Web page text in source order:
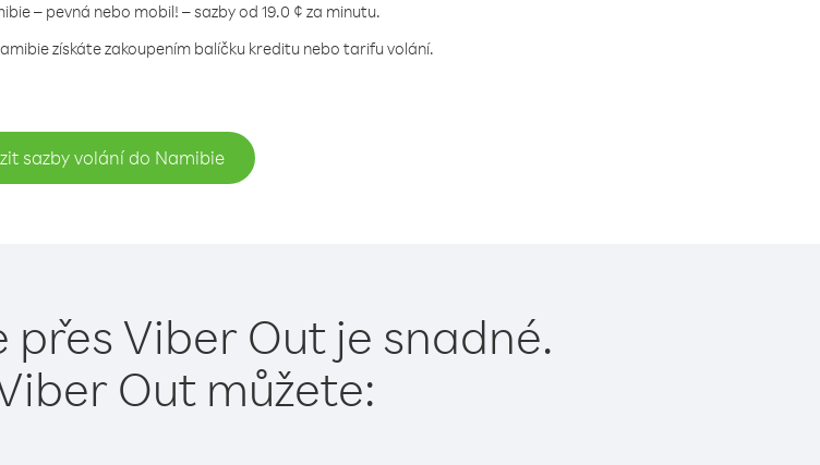
– pevná nebo mobil! – sazby od 19.0 ¢ za minutu.
získáte zakoupením balíčku kreditu nebo tarifu volání.
sazby volání do Namibie
Viber Out je snadné.
Out můžete: